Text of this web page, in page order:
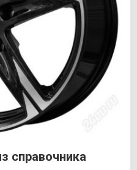
справочника